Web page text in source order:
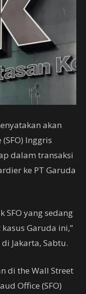
akan
Inggris
dalam transaksi
ke PT Garuda
SFO yang sedang
Garuda ini,”
Jakarta, Sabtu.
di the Wall Street
Office (SFO)